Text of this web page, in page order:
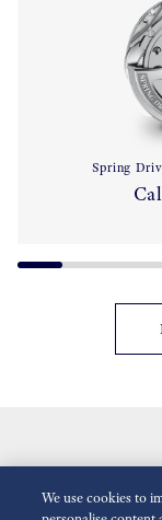
Spring
We use cookies to